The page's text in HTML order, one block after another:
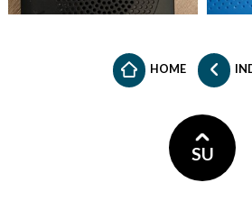
HOME
SU